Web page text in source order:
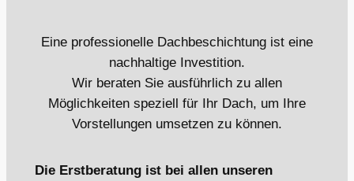
Eine professionelle Dachbeschichtung ist eine
nachhaltige Investition.
Wir beraten Sie ausführlich zu allen
Möglichkeiten speziell für Ihr Dach, um Ihre
Vorstellungen umsetzen zu können.
Die Erstberatung ist bei allen unseren